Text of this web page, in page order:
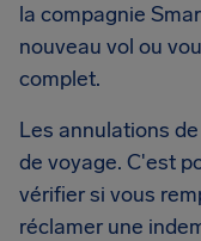
la compagnie
nouveau vol ou
complet.
Les annulations
de voyage. C'est
vérifier si vous
réclamer une